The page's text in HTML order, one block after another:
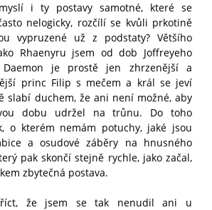
i ty postavy samotné, které se
nelogicky, rozčílí se kvůli prkotině
vypruzené už z podstaty? Většího
Rhaenyru jsem od dob Joffreyeho
Daemon je prostě jen zhrzenější a
princ Filip s mečem a král se jeví
slabí duchem, že ani není možné, aby
dobu udržel na trůnu. Do toho
o kterém nemám potuchy, jaké jsou
a osudové záběry na hnusného
pak skončí stejně rychle, jako začal,
zbytečná postava.
že jsem se tak nenudil ani u